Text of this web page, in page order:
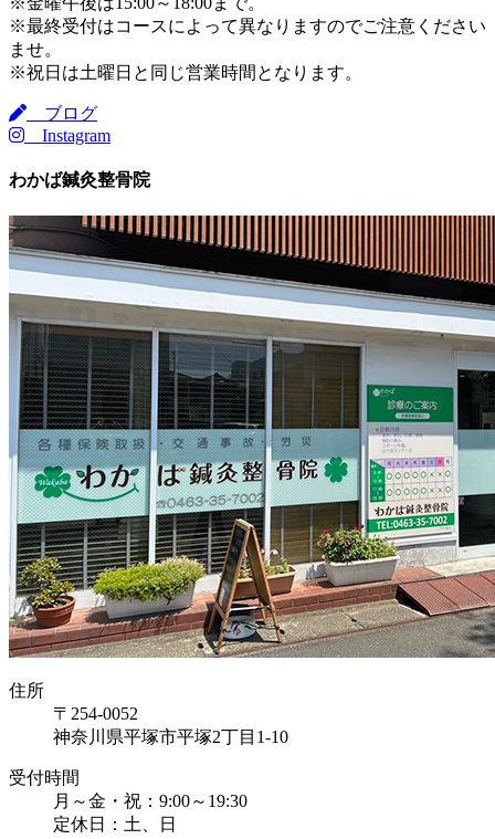
※最終受付はコースによって異なりますのでご注意ください
ませ。
※祝日は土曜日と同じ営業時間となります。
ブログ
Instagram
わかば鍼灸整骨院
住所
〒254-0052
神奈川県平塚市平塚2丁目1-10
受付時間
月～金・祝：9:00～19:30
定休日：土、日